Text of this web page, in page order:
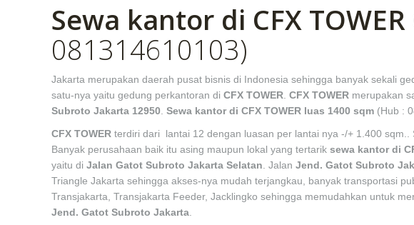
Sewa kantor di CFX
081314610103)
Jakarta merupakan daerah pusat bisnis di Indonesia sehingga banyak sekali
satu-nya yaitu gedung perkantoran di CFX TOWER CFX TOWER merupakan
Subroto Jakarta 12950 Sewa kantor di CFX TOWER luas 1400 sqm (Hub :
CFX TOWER terdiri dari lantai 12 dengan luasan per lantai nya -/+ 1.400 sqm..
Banyak perusahaan baik itu asing maupun lokal yang tertarik sewa kantor di
yaitu di Jalan Gatot Subroto Jakarta Selatan . Jalan Jend. Gatot Subroto
Triangle Jakarta sehingga akses-nya mudah terjangkau, banyak transportasi
Transjakarta, Transjakarta Feeder, Jacklingko sehingga memudahkan untuk
Jend. Gatot Subroto Jakarta